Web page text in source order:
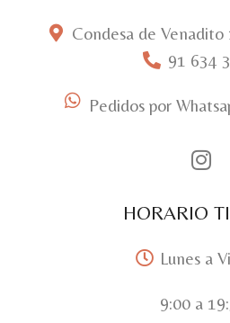
Condesa de
91 634
Pedidos por
HORARIO
Lunes a
9:00 a